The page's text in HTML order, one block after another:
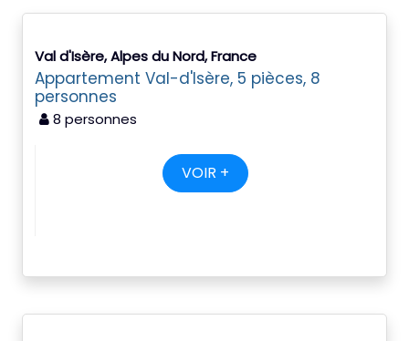
Val d'Isère, Alpes du Nord, France
Appartement Val-d'Isère, 5 pièces, 8
personnes
8 personnes
VOIR +